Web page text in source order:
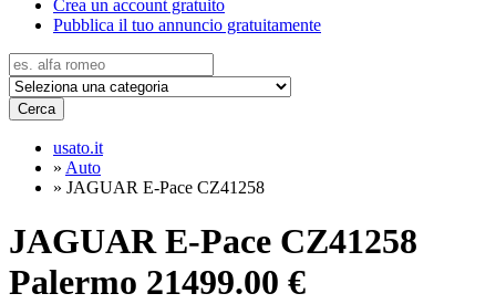
Crea un account gratuito
Pubblica il tuo annuncio gratuitamente
Cerca
usato.it
» Auto
» JAGUAR E-Pace CZ41258
JAGUAR E-Pace CZ41258
Palermo 21499.00 €